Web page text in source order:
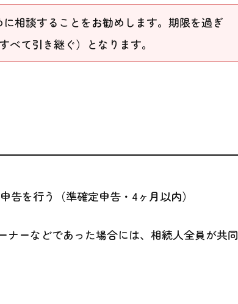
相談することをお勧めします。期限を過ぎ
べて引き継ぐ）となります。
を行う（準確定申告・4ヶ月以内）
ーなどであった場合には、相続人全員が共同